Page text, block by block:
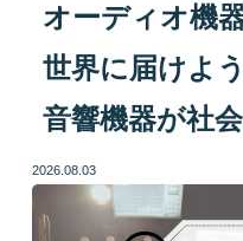
取
オーディオ機
世界に届けよ
音響機器が社
2026.08.03